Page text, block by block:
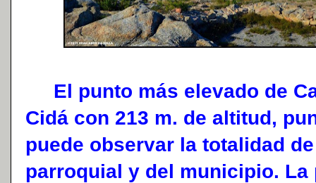
El punto más elevado de
Cidá con 213 m. de altitud,
puede observar la totalidad
parroquial y del municipio.